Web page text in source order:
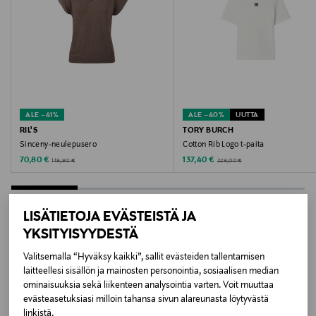
LISÄTIETOJA EVÄSTEISTÄ JA
YKSITYISYYDESTÄ
Valitsemalla “Hyväksy kaikki”, sallit evästeiden tallentamisen
laitteellesi sisällön ja mainosten personointia, sosiaalisen median
ominaisuuksia sekä liikenteen analysointia varten. Voit muuttaa
evästeasetuksiasi milloin tahansa sivun alareunasta löytyvästä
linkistä.
LIGHT BLUE
Valmistajan tuotenumero
AD1427
Valmistaja
ADAG APS
Valmistajan osoite
Porsvej 2, 9000 Aalborg, Denmark
Digitaalinen osoite
ALE –41%
RIL'S
Sinceny-neulepusero
Discounted Price
70,80 € Original Price
119,90 €
ALE –40% UUTTA
TORY BURCH
Cotton Rib Logo t-paita
Discounted Price
137,40 € Original Price
229,00 €
LISÄÄ KIINNOSTAVIA
TUOTTEITA